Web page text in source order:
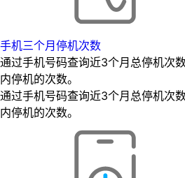
手机三个月停机次数
通过手机号码查询近3个月总停机次
内停机的次数。
通过手机号码查询近3个月总停机次
内停机的次数。